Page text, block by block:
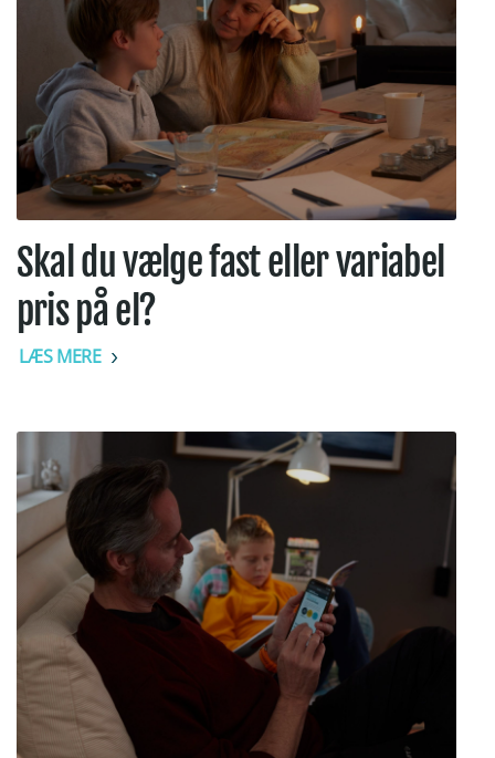
Skal du vælge fast eller variabel
pris på el?
LÆS MERE